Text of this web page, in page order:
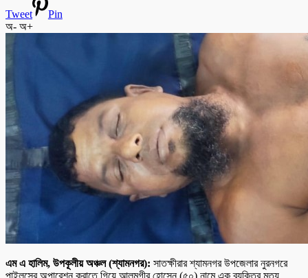
Tweet
Pin
অ- অ+
এম এ হালিম, উপকূলীয় অঞ্চল (শ্যামনগর): সাতক্ষীরার শ্যামনগর উপজেলার নুরনগরে
পাইলসের অপারেশন করাতে গিয়ে আলমগীর হোসেন (৫০) নামে এক ব্যক্তির মৃত্যু